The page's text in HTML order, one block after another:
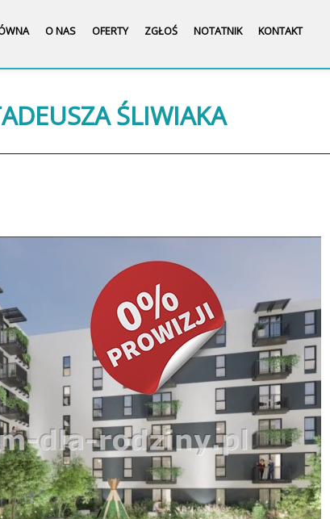
O NAS OFERTY ZGŁOŚ NOTATNIK KONTAKT
ŚLIWIAKA